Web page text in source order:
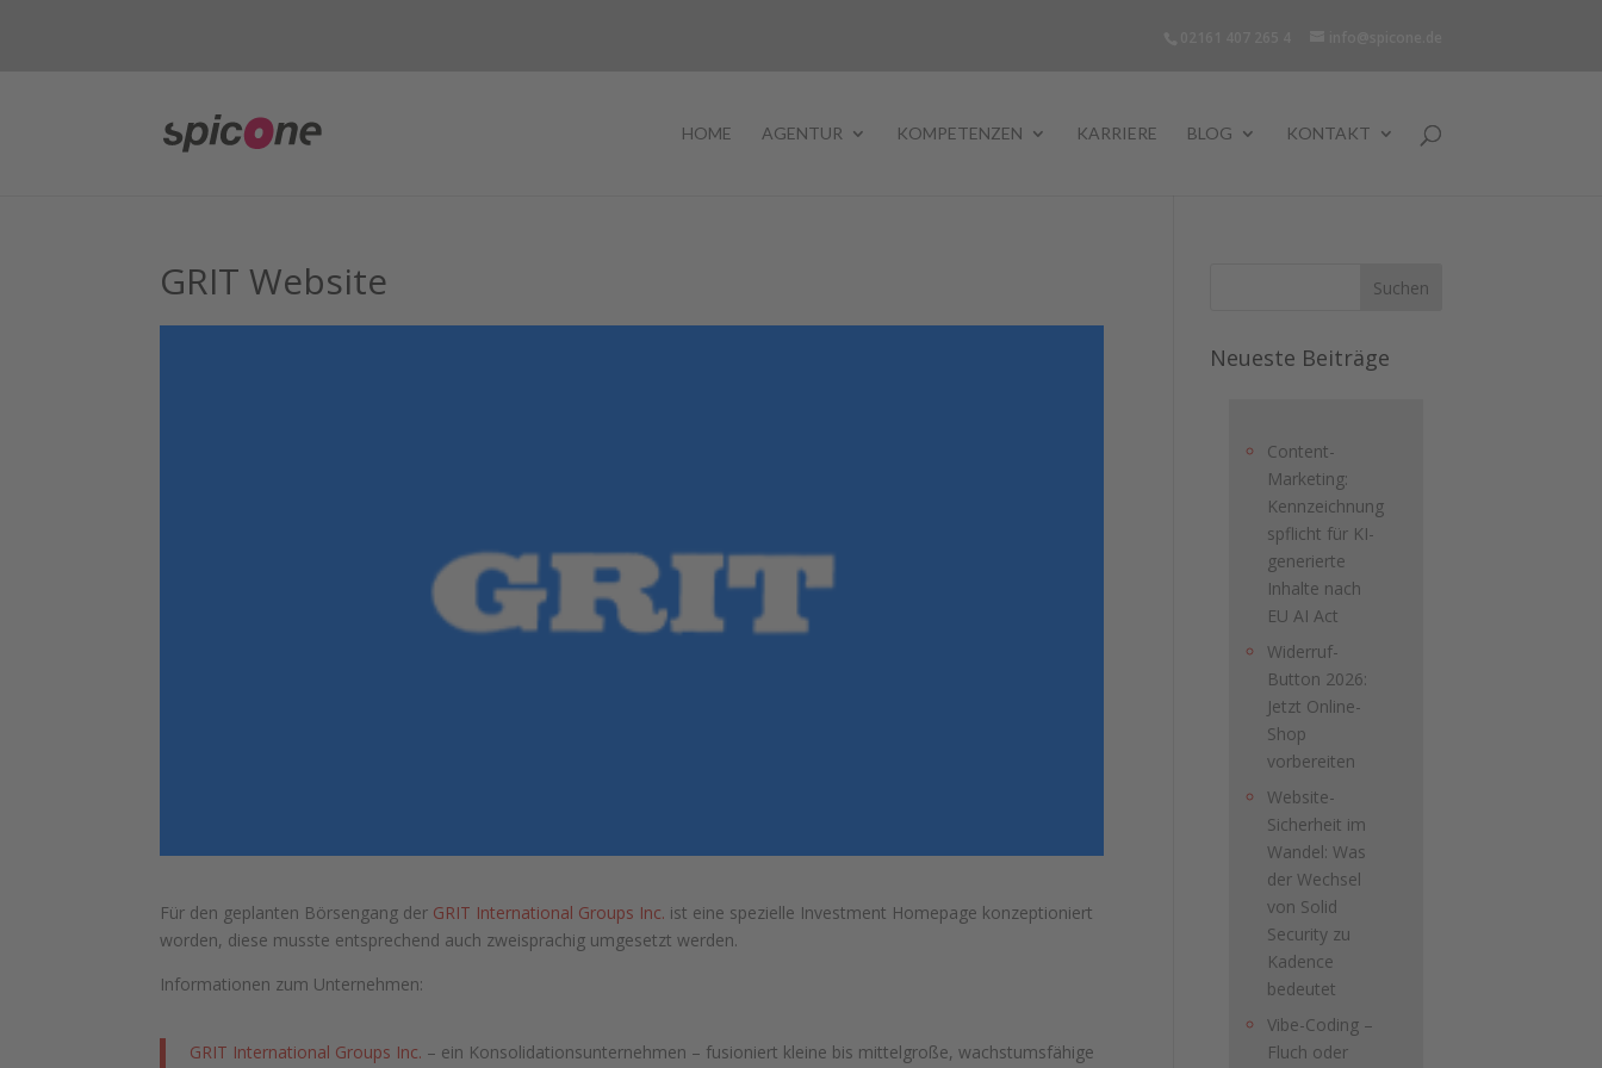
HOME AGENTUR KOMPETENZEN KARRIERE BLOG KONTAKT
GRIT Website
Für den geplanten Börsengang der GRIT International Groups Inc. ist eine spezielle Investment Homepage konzeptioniert
worden, diese musste entsprechend auch zweisprachig umgesetzt werden.
Informationen zum Unternehmen:
GRIT International Groups Inc. – ein Konsolidationsunternehmen – fusioniert kleine bis mittelgroße, wachstumsfähige
Neueste Beiträge
Content-
Marketing:
Kennzeichnung
spflicht für KI-
generierte
Inhalte nach
EU AI Act
Widerruf-
Button 2026:
Jetzt Online-
Shop
vorbereiten
Website-
Sicherheit im
Wandel: Was
der Wechsel
von Solid
Security zu
Kadence
bedeutet
Vibe-Coding –
Fluch oder